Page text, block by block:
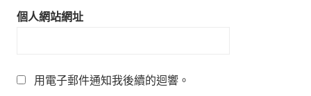
個人網站網址
用電子郵件通知我後續的迴響。